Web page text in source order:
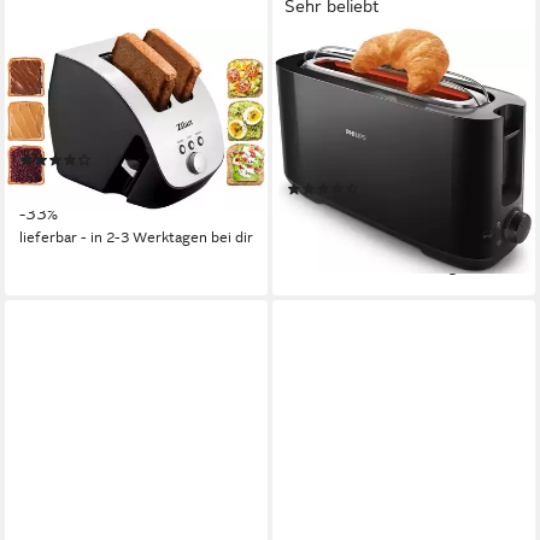
ZILAN
Toaster ZLN-2690, 2 große
Schlitze, für 2 Scheiben, 1000
W, Edelstahl Gehäuse
(50)
39,90 € UVP 59,90 €
-33%
lieferbar - in 2-3 Werktagen bei dir
Sehr beliebt
PHILIPS
Toaster HD2590/90, 1 langer
Schlitz, für 2 Scheiben, 950
W, mit Aufwärm- und
ab 36,04 €
lieferbar - in 1-2 Werktagen bei dir